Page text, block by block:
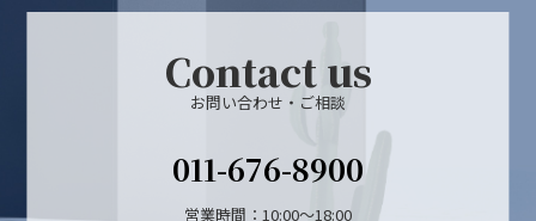
Contact us
お問い合わせ・ご相談
011-676-8900
営業時間：10:00～18:00